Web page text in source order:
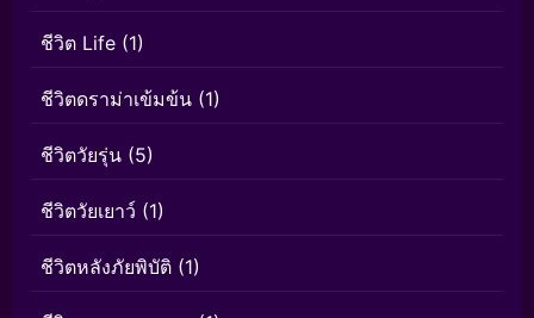
ชีวิต Life (1)
ชีวิตดราม่าเข้มข้น (1)
ชีวิตวัยรุ่น (5)
ชีวิตวัยเยาว์ (1)
ชีวิตหลังภัยพิบัติ (1)